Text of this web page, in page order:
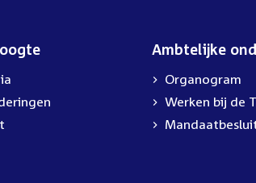
Ambtelijke
Organogram
External
link:
Werken bij de